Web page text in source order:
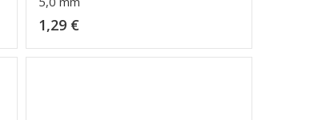
1,29 €